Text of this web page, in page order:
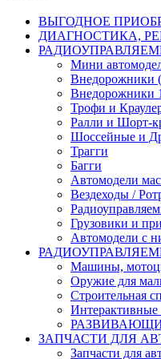
ВЫГОДНОЕ
ДИАГНОСТИКА,
Мини
Внедорожники
Внедорожники
Трофи и
Ралли и Шорт-
Шоссейные и
Трагги
Багги
Автомодели
Вездеходы /
Грузовики и
Автомодели с
Машины,
Оружие для
Строительная
ЗАПЧАСТИ ДЛЯ
Запчасти для